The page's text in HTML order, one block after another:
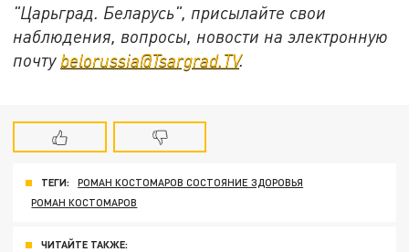
"Царьград. Беларусь", присылайте свои
наблюдения, вопросы, новости на электронную
почту belorussia@Tsargrad.TV.
ТЕГИ:
РОМАН КОСТОМАРОВ СОСТОЯНИЕ ЗДОРОВЬЯ
РОМАН КОСТОМАРОВ
ЧИТАЙТЕ ТАКЖЕ: